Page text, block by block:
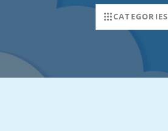
CATEGORIES